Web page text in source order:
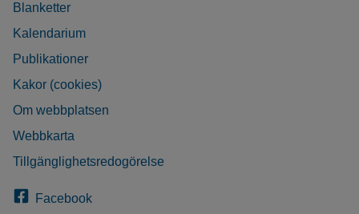
Blanketter
Kalendarium
Publikationer
Kakor (cookies)
Om webbplatsen
Webbkarta
Tillgänglighetsredogörelse
Facebook